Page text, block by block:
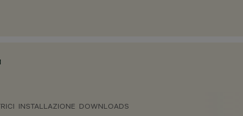
INSTALLAZIONE DOWNLOADS